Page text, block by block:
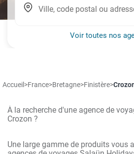
Voir toutes nos
Accueil >France>Bretagne>Finistère>
À la recherche d'une agence de
Crozon ?
Une large gamme de produits vous